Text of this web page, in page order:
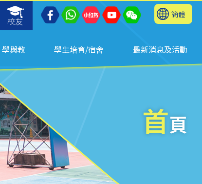
校友
簡體
學與教 學生培育/宿舍 最新消息及活動
首頁